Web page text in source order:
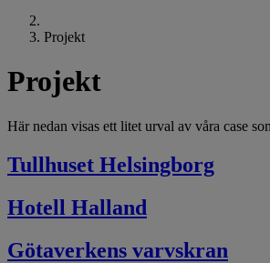
Projekt
Projekt
Här nedan visas ett litet urval av våra case
Tullhuset Helsingborg
Hotell Halland
Götaverkens varvskran